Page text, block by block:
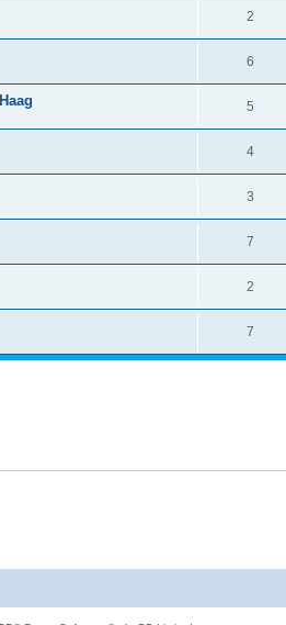
2
6
5
4
3
7
2
7